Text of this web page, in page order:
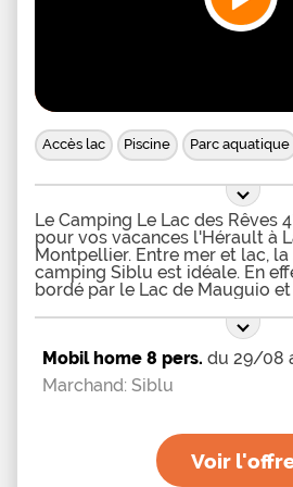
Accès lac Piscine Parc aquatique
Le Camping Le Lac des Rêves
pour vos vacances l'Hérault à
Montpellier. Entre mer et lac,
camping Siblu est idéale. En
bordé par le Lac de Mauguio
de Palavas les Flots et des
et du Grand Travers à
adhérent à la FFCC. Le
à la hauteur de ses 4 étoiles.
de 33 hectares de verdure et
maximal pendant vos
bénéficient d'une vue
gammes de Mobil-Homes sont
gamme Excellence, la gamme
Mobil home 8 pers. du 29/08
Marchand: Siblu
Voir